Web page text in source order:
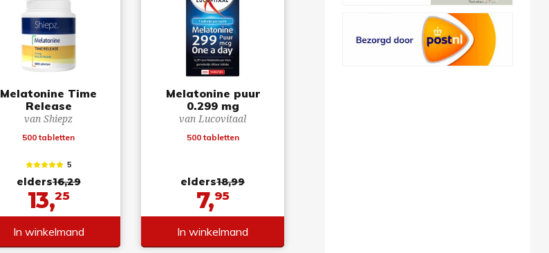
Melatonine Time
Release
van Shiepz
500 tabletten
5
elders16,29
13,25
In winkelmand
Melatonine puur
0.299 mg
van Lucovitaal
500 tabletten
elders18,99
7,95
In winkelmand